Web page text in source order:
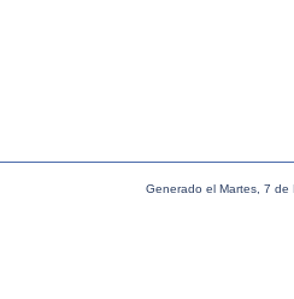
Generado el Martes, 7